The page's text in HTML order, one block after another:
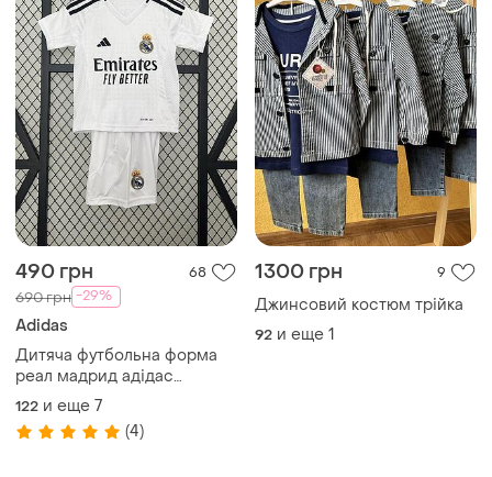
490 грн 68
690 грн -29%
Adidas
Дитяча футбольна форма
реал мадрид адідас
футболка шорти для дітей
мбаппе белінгем роналдо
122 и еще 7
(4)
1300 грн 9
Джинсовий костюм трійка
92 и еще 1